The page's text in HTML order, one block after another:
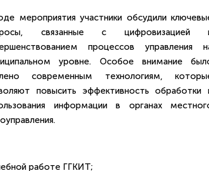
мероприятия участники обсудили
связанные с цифровизацией
процессов управления
уровне. Особое внимание
современным технологиям,
повысить эффективность обработки
информации в органах
работе ГГКИТ;